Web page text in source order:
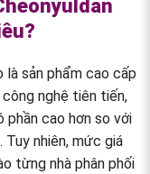
là sản phẩm cao cấp
nghệ tiên tiến,
phần cao hơn so với
nhiên, mức giá
từng nhà phân phối